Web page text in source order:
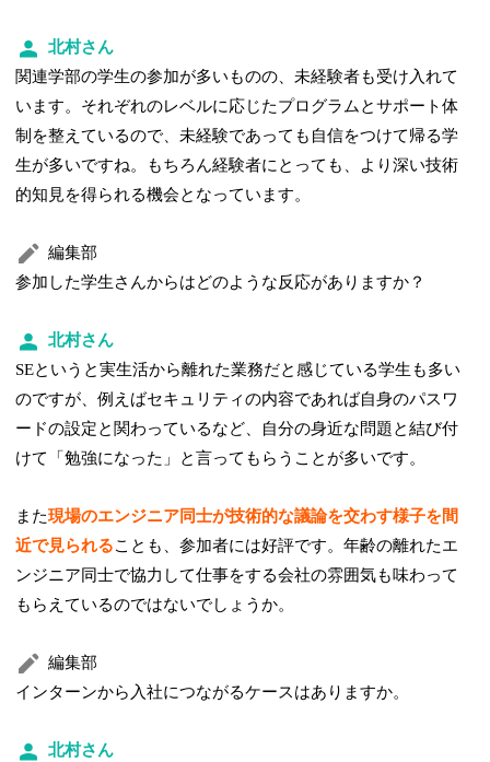
北村さん
関連学部の学生の参加が多いものの、未経験者も受け入れて
います。それぞれのレベルに応じたプログラムとサポート体
制を整えているので、未経験であっても自信をつけて帰る学
生が多いですね。もちろん経験者にとっても、より深い技術
的知見を得られる機会となっています。
編集部
参加した学生さんからはどのような反応がありますか？
北村さん
SEというと実生活から離れた業務だと感じている学生も多い
のですが、例えばセキュリティの内容であれば自身のパスワ
ードの設定と関わっているなど、自分の身近な問題と結び付
けて「勉強になった」と言ってもらうことが多いです。
また現場のエンジニア同士が技術的な議論を交わす様子を間
近で見られることも、参加者には好評です。年齢の離れたエ
ンジニア同士で協力して仕事をする会社の雰囲気も味わって
もらえているのではないでしょうか。
編集部
インターンから入社につながるケースはありますか。
北村さん